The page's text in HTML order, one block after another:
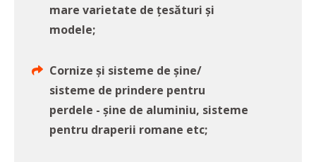
mare varietate de țesături și
modele;
Cornize și sisteme de șine/
sisteme de prindere pentru
perdele - șine de aluminiu, sisteme
pentru draperii romane etc;